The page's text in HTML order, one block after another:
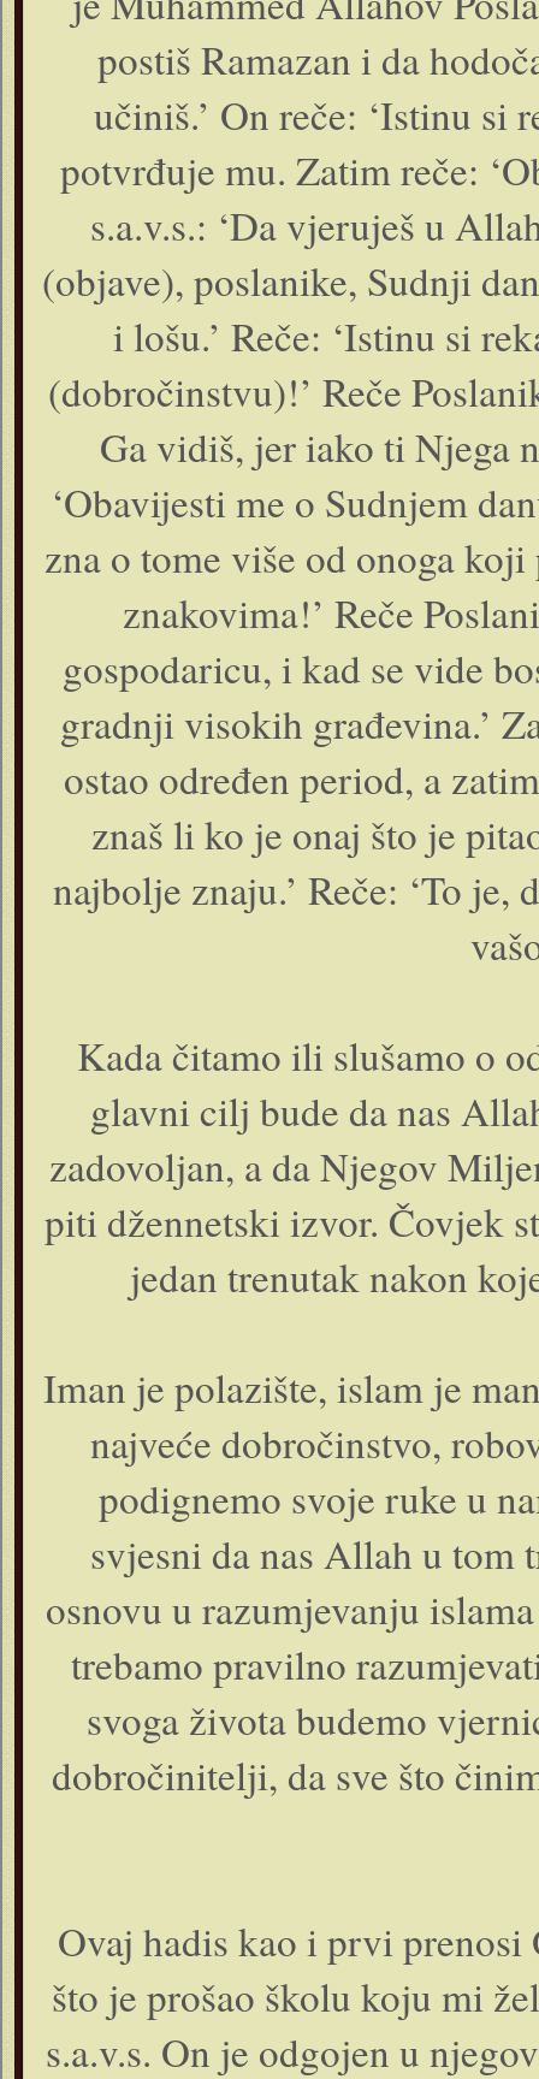
postiš Ramazan i da
učiniš.’ On reče: ‘Istinu si
potvrđuje mu. Zatim reče:
s.a.v.s.: ‘Da vjeruješ u
(objave), poslanike, Sudnji
i lošu.’ Reče: ‘Istinu si
(dobročinstvu)!’ Reče
Ga vidiš, jer iako ti Njega
‘Obavijesti me o Sudnjem
zna o tome više od onoga
znakovima!’ Reče
gospodaricu, i kad se vide
gradnji visokih građevina.’
ostao određen period, a
znaš li ko je onaj što je
najbolje znaju.’ Reče: ‘To
Kada čitamo ili slušamo o
glavni cilj bude da nas
zadovoljan, a da Njegov
piti džennetski izvor. Čovjek
jedan trenutak nakon
Iman je polazište, islam je
najveće dobročinstvo,
podignemo svoje ruke u
svjesni da nas Allah u tom
osnovu u razumjevanju
trebamo pravilno
svoga života budemo
dobročinitelji, da sve što
Ovaj hadis kao i prvi prenosi
što je prošao školu koju mi
s.a.v.s. On je odgojen u